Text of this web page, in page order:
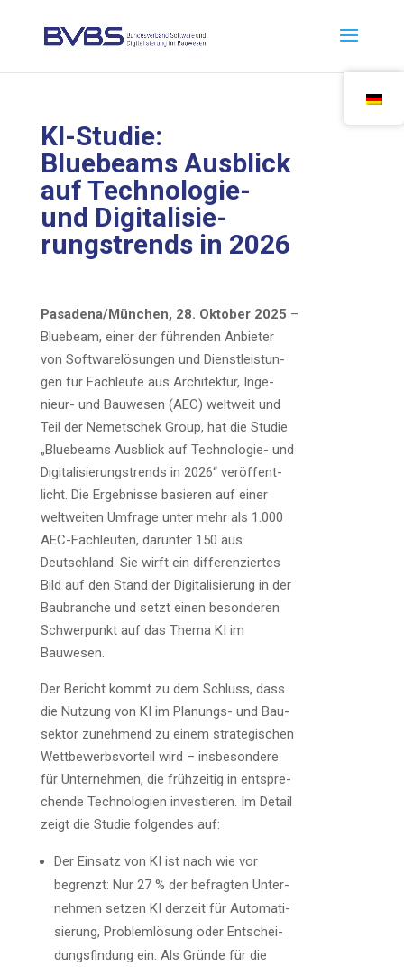
KI-Stu­die:
Bluebeams Aus­blick
auf Tech­no­lo­gie-
und Digi­ta­li­sie­
rungs­trends in 2026
Pasadena/München, 28. Okto­ber 2025 –
Bluebeam, einer der füh­ren­den Anbie­ter
von Soft­ware­lö­sun­gen und Dienst­leis­tun­
gen für Fach­leu­te aus Archi­tek­tur, Inge­
nieur- und Bau­we­sen (AEC) welt­weit und
Teil der Nemet­schek Group, hat die Stu­die
„Bluebeams Aus­blick auf Tech­no­lo­gie- und
Digi­ta­li­sie­rungs­trends in 2026“ ver­öf­fent­
licht. Die Ergeb­nis­se basie­ren auf einer
welt­wei­ten Umfra­ge unter mehr als 1.000
AEC-Fach­leu­ten, dar­un­ter 150 aus
Deutsch­land. Sie wirft ein dif­fe­ren­zier­tes
Bild auf den Stand der Digi­ta­li­sie­rung in der
Bau­bran­che und setzt einen beson­de­ren
Schwer­punkt auf das The­ma KI im
Bauwesen.
Der Bericht kommt zu dem Schluss, dass
die Nut­zung von KI im Pla­nungs- und Bau­
sek­tor zuneh­mend zu einem stra­te­gi­schen
Wett­be­werbs­vor­teil wird – ins­be­son­de­re
für Unter­neh­men, die früh­zei­tig in ent­spre­
chen­de Tech­no­lo­gien inves­tie­ren. Im Detail
zeigt die Stu­die fol­gen­des auf:
Der Ein­satz von KI ist nach wie vor
begrenzt: Nur 27 % der befrag­ten Unter­
neh­men set­zen KI der­zeit für Auto­ma­ti­
sie­rung, Pro­blem­lö­sung oder Ent­schei­
dungs­fin­dung ein. Als Grün­de für die